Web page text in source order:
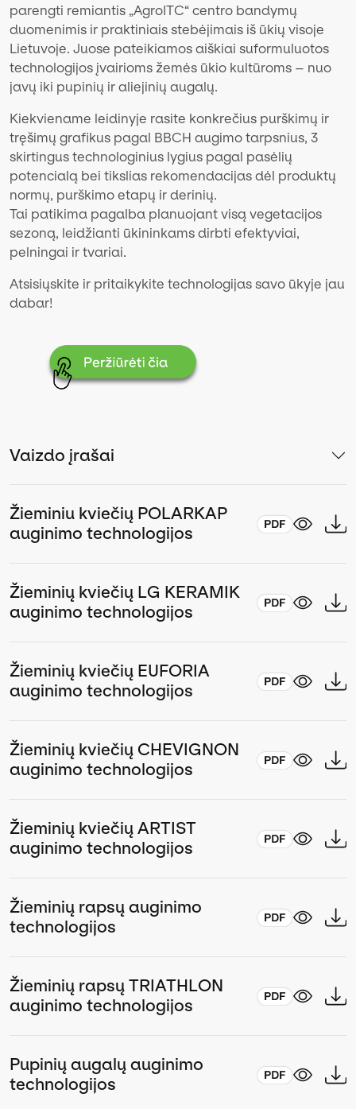
parengti remiantis „AgroITC“ centro bandymų
duomenimis ir praktiniais stebėjimais iš ūkių visoje
Lietuvoje. Juose pateikiamos aiškiai suformuluotos
technologijos įvairioms žemės ūkio kultūroms – nuo
javų iki pupinių ir aliejinių augalų.
Kiekviename leidinyje rasite konkrečius purškimų ir
tręšimų grafikus pagal BBCH augimo tarpsnius, 3
skirtingus technologinius lygius pagal pasėlių
potencialą bei tikslias rekomendacijas dėl produktų
normų, purškimo etapų ir derinių.
Tai patikima pagalba planuojant visą vegetacijos
sezoną, leidžianti ūkininkams dirbti efektyviai,
pelningai ir tvariai.
Atsisiųskite ir pritaikykite technologijas savo ūkyje jau
dabar!
Vaizdo įrašai
Žieminiu kviečių POLARKAP
auginimo technologijos
Žieminių kviečių LG KERAMIK
auginimo technologijos
Žieminių kviečių EUFORIA
auginimo technologijos
Žieminių kviečių CHEVIGNON
auginimo technologijos
Žieminių kviečių ARTIST
auginimo technologijos
Žieminių rapsų auginimo
technologijos
Žieminių rapsų TRIATHLON
auginimo technologijos
Pupinių augalų auginimo
technologijos